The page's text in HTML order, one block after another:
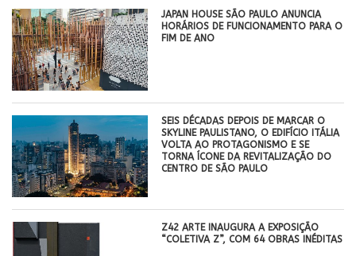
JAPAN HOUSE SÃO PAULO ANUNCIA
HORÁRIOS DE FUNCIONAMENTO PARA O
FIM DE ANO
SEIS DÉCADAS DEPOIS DE MARCAR O
SKYLINE PAULISTANO, O EDIFÍCIO ITÁLIA
VOLTA AO PROTAGONISMO E SE
TORNA ÍCONE DA REVITALIZAÇÃO DO
CENTRO DE SÃO PAULO
Z42 ARTE INAUGURA A EXPOSIÇÃO
“COLETIVA Z”, COM 64 OBRAS INÉDITAS